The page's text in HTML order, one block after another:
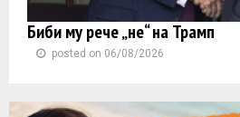
Биби му рече „не“ на Трамп
posted on 06/08/2026